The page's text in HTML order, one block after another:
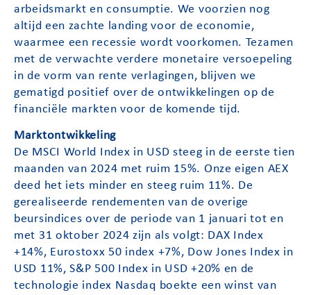
arbeidsmarkt en consumptie. We voorzien nog
altijd een zachte landing voor de economie,
waarmee een recessie wordt voorkomen. Tezamen
met de verwachte verdere monetaire versoepeling
in de vorm van rente verlagingen, blijven we
gematigd positief over de ontwikkelingen op de
financiële markten voor de komende tijd.
Marktontwikkeling
De MSCI World Index in USD steeg in de eerste tien
maanden van 2024 met ruim 15%. Onze eigen AEX
deed het iets minder en steeg ruim 11%. De
gerealiseerde rendementen van de overige
beursindices over de periode van 1 januari tot en
met 31 oktober 2024 zijn als volgt: DAX Index
+14%, Eurostoxx 50 index +7%, Dow Jones Index in
USD 11%, S&P 500 Index in USD +20% en de
technologie index Nasdaq boekte een winst van